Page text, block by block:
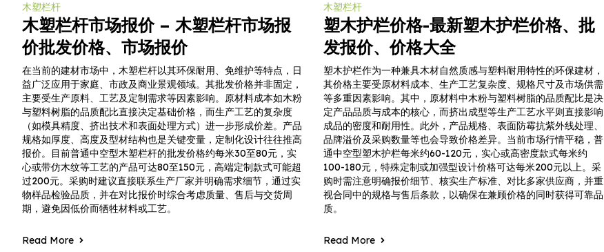
木塑栏杆
木塑栏杆市场报价 – 木塑栏杆市场报
价批发价格、市场报价
在当前的建材市场中，木塑栏杆以其环保耐用、免维护等特点，日
益广泛应用于家庭、市政及商业景观领域。其批发价格并非固定，
主要受生产原料、工艺及定制需求等因素影响。原材料成本如木粉
与塑料树脂的品质配比直接决定基础价格，而生产工艺的复杂度
（如模具精度、挤出技术和表面处理方式）进一步形成价差。产品
规格如厚度、高度及型材结构也是关键变量，定制化设计往往推高
报价。目前普通中空型木塑栏杆的批发价格约每米30至80元，实
心或带仿木纹等工艺的产品可达80至150元，高端定制款式可能超
过200元。采购时建议直接联系生产厂家并明确需求细节，通过实
物样品检验品质，并在对比报价时综合考虑质量、售后与交货周
期，避免因低价而牺牲材料或工艺。
Read More
木塑栏杆
塑木护栏价格-最新塑木护栏价格、批
发报价、价格大全
塑木护栏作为一种兼具木材自然质感与塑料耐用特性的环保建材，
其价格主要受原材料成本、生产工艺复杂度、规格尺寸及市场供需
等多重因素影响。其中，原材料中木粉与塑料树脂的品质配比是决
定产品品质与成本的核心，而挤出成型等生产工艺水平则直接影响
成品的密度和耐用性。此外，产品规格、表面防霉抗紫外线处理、
品牌溢价及采购数量等也会导致价格差异。当前市场行情平稳，普
通中空型塑木护栏每米约60-120元，实心或高密度款式每米约
100-180元，特殊定制或加强型设计价格可达每米200元以上。采
购时需注意明确报价细节、核实生产标准、对比多家供应商，并重
视合同中的规格与售后条款，以确保在兼顾价格的同时获得可靠品
质。
Read More